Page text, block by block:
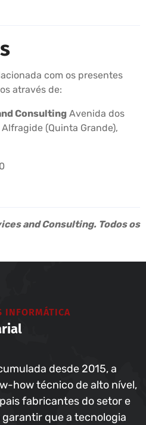
com os presentes
através de:
Consulting Avenida dos
Alfragide (Quinta Grande),
and Consulting. Todos os
INFORMÁTICA
desde 2015, a
how técnico de alto nível,
fabricantes do setor e
que a tecnologia